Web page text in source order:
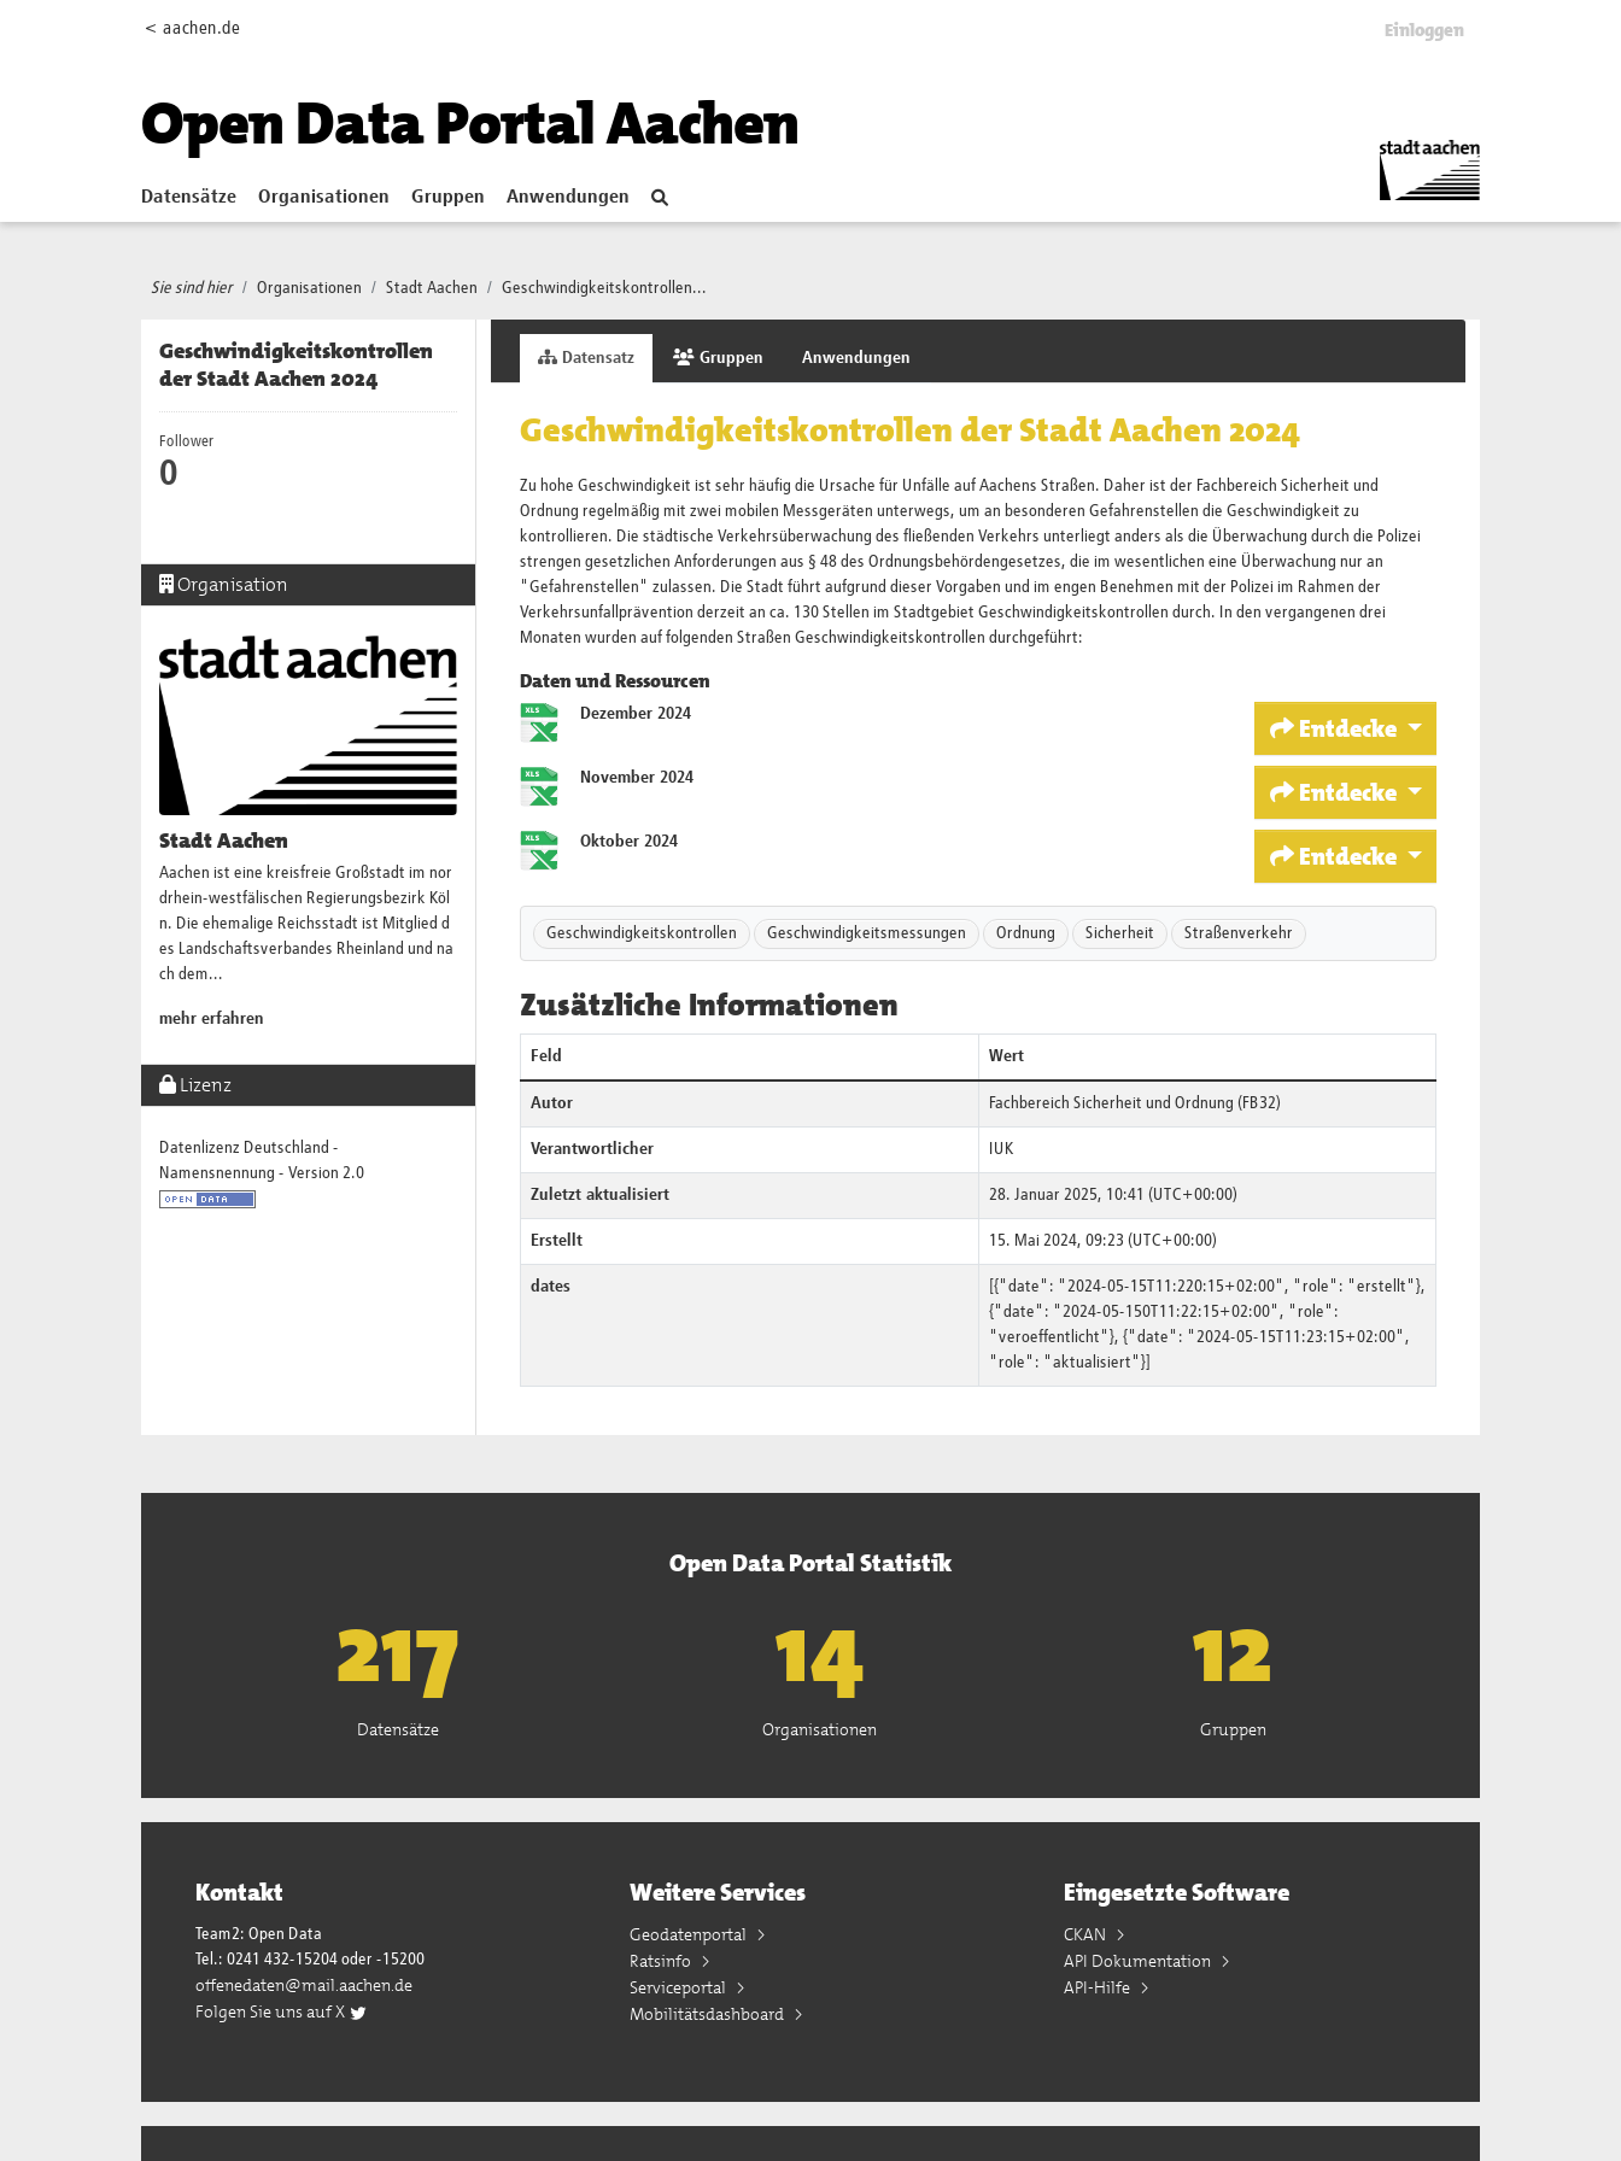
< aachen.de Einloggen
Open Data Portal Aachen
Datensätze Organisationen Gruppen Anwendungen
Sie sind hier Organisationen Stadt Aachen Geschwindigkeitskontrollen...
Geschwindigkeitskontrollen
der Stadt Aachen 2024
Follower
0
Organisation
Stadt Aachen
Aachen ist eine kreisfreie Großstadt im nor
drhein-westfälischen Regierungsbezirk Köl
n. Die ehemalige Reichsstadt ist Mitglied d
es Landschaftsverbandes Rheinland und na
ch dem...
mehr erfahren
Lizenz
Datenlizenz Deutschland -
Namensnennung - Version 2.0
Datensatz Gruppen Anwendungen
Geschwindigkeitskontrollen der Stadt Aachen 2024
Zu hohe Geschwindigkeit ist sehr häufig die Ursache für Unfälle auf Aachens Straßen. Daher ist der Fachbereich Sicherheit und
Ordnung regelmäßig mit zwei mobilen Messgeräten unterwegs, um an besonderen Gefahrenstellen die Geschwindigkeit zu
kontrollieren. Die städtische Verkehrsüberwachung des fließenden Verkehrs unterliegt anders als die Überwachung durch die Polizei
strengen gesetzlichen Anforderungen aus § 48 des Ordnungsbehördengesetzes, die im wesentlichen eine Überwachung nur an
"Gefahrenstellen" zulassen. Die Stadt führt aufgrund dieser Vorgaben und im engen Benehmen mit der Polizei im Rahmen der
Verkehrsunfallprävention derzeit an ca. 130 Stellen im Stadtgebiet Geschwindigkeitskontrollen durch. In den vergangenen drei
Monaten wurden auf folgenden Straßen Geschwindigkeitskontrollen durchgeführt:
Daten und Ressourcen
Dezember 2024 Entdecke
November 2024 Entdecke
Oktober 2024 Entdecke
Geschwindigkeitskontrollen Geschwindigkeitsmessungen Ordnung Sicherheit Straßenverkehr
Zusätzliche Informationen
Feld Wert
Autor Fachbereich Sicherheit und Ordnung (FB32)
Verantwortlicher IUK
Zuletzt aktualisiert 28. Januar 2025, 10:41 (UTC+00:00)
Erstellt 15. Mai 2024, 09:23 (UTC+00:00)
dates
[{"date": "2024-05-15T11:220:15+02:00", "role": "erstellt"},
{"date": "2024-05-150T11:22:15+02:00", "role":
"veroeffentlicht"}, {"date": "2024-05-15T11:23:15+02:00",
"role": "aktualisiert"}]
Open Data Portal Statistik
221
Datensätze
15
Organisationen
13
Gruppen
Kontakt
Team2: Open Data
Tel.: 0241 432-15204 oder -15200
offenedaten@mail.aachen.de
Folgen Sie uns auf X
Weitere Services
Geodatenportal
Ratsinfo
Serviceportal
Mobilitätsdashboard
Eingesetzte Software
CKAN
API Dokumentation
API-Hilfe